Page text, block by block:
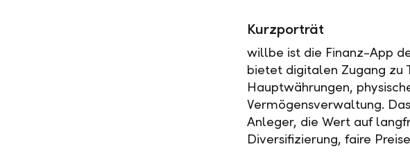
Kurzporträt
willbe ist die Finanz-App
bietet digitalen Zugang zu
Hauptwährungen,
Vermögensverwaltung.
Anleger, die Wert auf
Diversifizierung, faire